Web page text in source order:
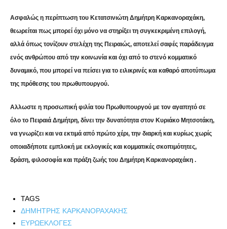
Ασφαλώς η περίπτωση του Κετατσινιώτη Δημήτρη Καρκανοραχάκη,
θεωρείται πως μπορεί όχι μόνο να στηρίξει τη συγκεκριμένη επιλογή,
αλλά όπως τονίζουν στελέχη της Πειραιώς, αποτελεί σαφές παράδειγμα
ενός ανθρώπου από την κοινωνία και όχι από το στενό κομματικό
δυναμικό, που μπορεί να πείσει για το ειλικρινές και καθαρό αποτύπωμα
της πρόθεσης του πρωθυπουργού.
Αλλωστε η προσωπική φιλία του Πρωθυπουργού με τον αγαπητό σε
όλο το Πειραιά Δημήτρη, δίνει την δυνατότητα στον Κυριάκο Μητσοτάκη,
να γνωρίζει και να εκτιμά από πρώτο χέρι, την διαρκή και κυρίως χωρίς
οποιαδήποτε εμπλοκή με εκλογικές και κομματικές σκοπιμότητες,
δράση, φιλοσοφία και πράξη ζωής του Δημήτρη Καρκανοραχάκη .
TAGS
ΔΗΜΗΤΡΗΣ ΚΑΡΚΑΝΟΡΑΧΑΚΗΣ
ΕΥΡΩΕΚΛΟΓΕΣ